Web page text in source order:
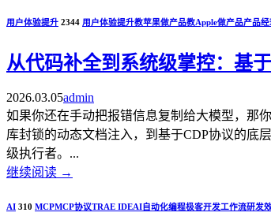
用户体验提升 2344 用户体验提升教苹果做产品教Apple做产品产品
从代码补全到系统级掌控：基
2026.03.05admin
如果你还在手动把报错信息复制给大模型，那
库封锁的动态文档注入，到基于CDP协议的底
级执行者。...
继续阅读 →
AI 310 MCPMCP协议TRAE IDEAI自动化编程极客开发工作流研发